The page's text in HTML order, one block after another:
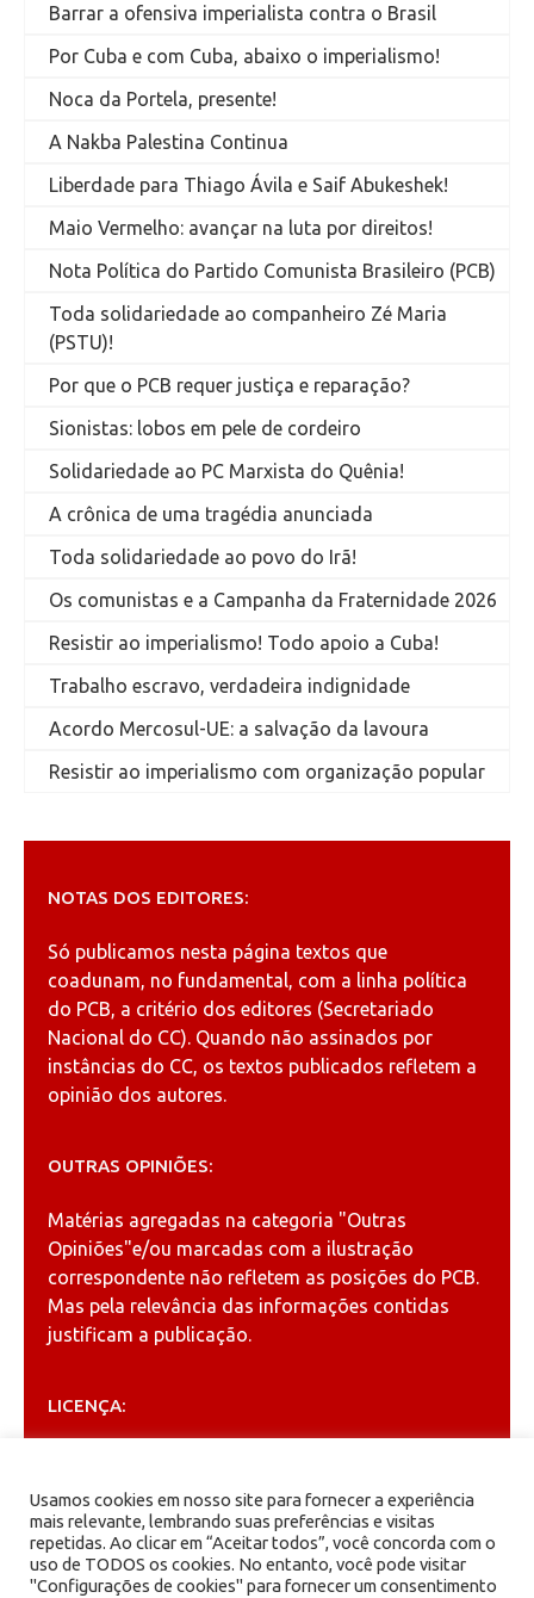
Barrar a ofensiva imperialista contra o Brasil
Por Cuba e com Cuba, abaixo o imperialismo!
Noca da Portela, presente!
A Nakba Palestina Continua
Liberdade para Thiago Ávila e Saif Abukeshek!
Maio Vermelho: avançar na luta por direitos!
Nota Política do Partido Comunista Brasileiro (PCB)
Toda solidariedade ao companheiro Zé Maria
(PSTU)!
Por que o PCB requer justiça e reparação?
Sionistas: lobos em pele de cordeiro
Solidariedade ao PC Marxista do Quênia!
A crônica de uma tragédia anunciada
Toda solidariedade ao povo do Irã!
Os comunistas e a Campanha da Fraternidade 2026
Resistir ao imperialismo! Todo apoio a Cuba!
Trabalho escravo, verdadeira indignidade
Acordo Mercosul-UE: a salvação da lavoura
Resistir ao imperialismo com organização popular
NOTAS DOS EDITORES:
Só publicamos nesta página textos que
coadunam, no fundamental, com a linha política
do PCB, a critério dos editores (Secretariado
Nacional do CC). Quando não assinados por
instâncias do CC, os textos publicados refletem a
opinião dos autores.
OUTRAS OPINIÕES:
Matérias agregadas na categoria "Outras
Opiniões"e/ou marcadas com a ilustração
correspondente não refletem as posições do PCB.
Mas pela relevância das informações contidas
justificam a publicação.
LICENÇA:
Creative Commons
ARQUIVOS
Usamos cookies em nosso site para fornecer a experiência
mais relevante, lembrando suas preferências e visitas
repetidas. Ao clicar em “Aceitar todos”, você concorda com o
uso de TODOS os cookies. No entanto, você pode visitar
"Configurações de cookies" para fornecer um consentimento